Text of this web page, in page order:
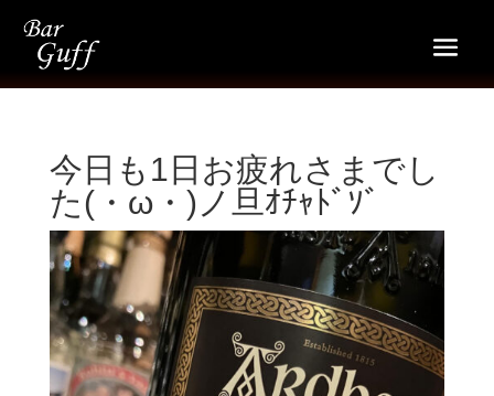
今日も1日お疲れさまでし
た(・ω・)ノ旦ｵﾁｬﾄﾞｿﾞ